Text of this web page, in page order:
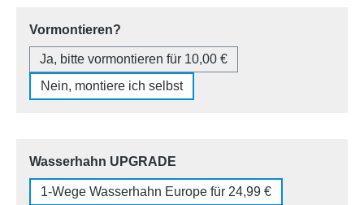
Vormontieren?
Ja, bitte vormontieren für 10,00 €
Nein, montiere ich selbst
Wasserhahn UPGRADE
1-Wege Wasserhahn Europe für 24,99 €